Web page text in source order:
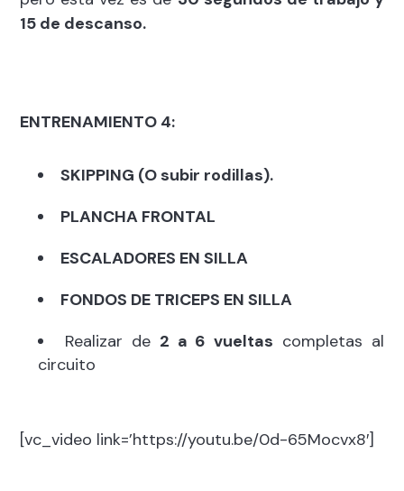
15 de descanso.
ENTRENAMIENTO 4:
SKIPPING (O subir rodillas).
PLANCHA FRONTAL
ESCALADORES EN SILLA
FONDOS DE TRICEPS EN SILLA
Realizar de 2 a 6 vueltas completas al
circuito
[vc_video link=’https://youtu.be/0d-65Mocvx8′]